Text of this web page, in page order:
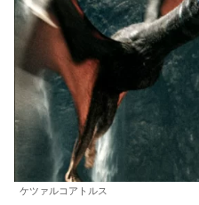
ケツァルコアトルス